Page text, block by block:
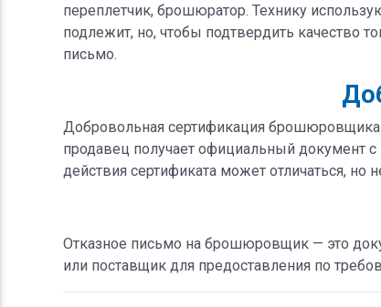
переплетчик, брошюратор. Технику
подлежит, но, чтобы подтвердить качество
письмо.
Добровольная сертификация
продавец получает официальный документ
действия сертификата может отличаться, но
Отказное письмо на брошюровщик — это
или поставщик для предоставления по